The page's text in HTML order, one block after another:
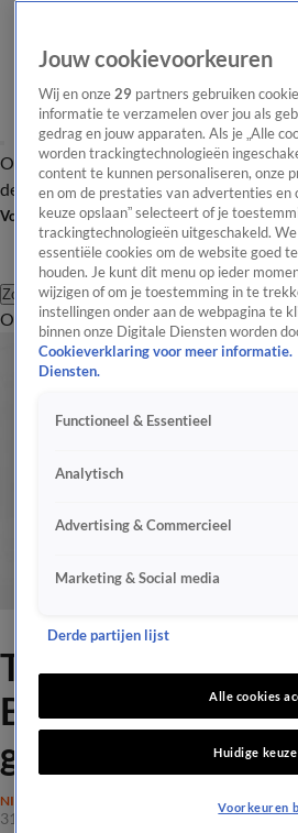
OverzichtAfleveringen Entertainment
de redactieNieuwsbrief
Volg Shownieuws
Zoeken
OverzichtEntertainment
Tuinman
Binnenhof een
groener
NIEUWS
31 okt 2017, 16:27
Jouw cookievoorkeuren
Wij en onze 29 partners gebruiken
informatie te verzamelen over jou als
gedrag en jouw apparaten. Als je „Alle
worden trackingtechnologieën
content te kunnen personaliseren, onze
en om de prestaties van advertenties en
keuze opslaan” selecteert of je
trackingtechnologieën uitgeschakeld.
essentiële cookies om de website goed
houden. Je kunt dit menu op ieder
wijzigen of om je toestemming in te
instellingen onder aan de webpagina te
binnen onze Digitale Diensten worden
Cookieverklaring voor meer informatie.
Diensten.
Functioneel & Essentieel
Analytisch
Advertising & Commercieel
Marketing & Social media
Derde partijen lijst
Alle cookies
Huidige
Voorkeuren